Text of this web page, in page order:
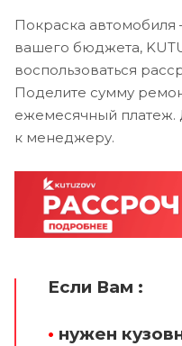
Покраска автомобиля
вашего бюджета,
воспользоваться
Поделите сумму
ежемесячный платеж.
к менеджеру.
Если Вам :
• нужен